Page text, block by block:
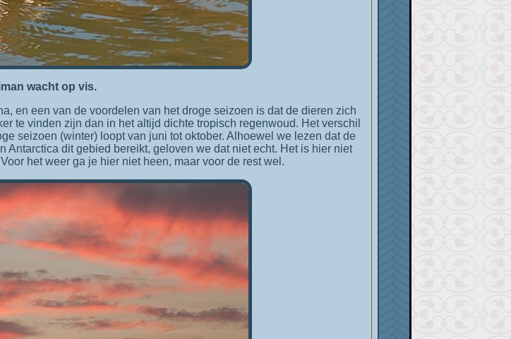
wacht op vis.
en een van de voordelen van het droge seizoen is dat de dieren zich
te vinden zijn dan in het altijd dichte tropisch regenwoud. Het verschil
seizoen (winter) loopt van juni tot oktober. Alhoewel we lezen dat de
Antarctica dit gebied bereikt, geloven we dat niet echt. Het is hier niet
het weer ga je hier niet heen, maar voor de rest wel.